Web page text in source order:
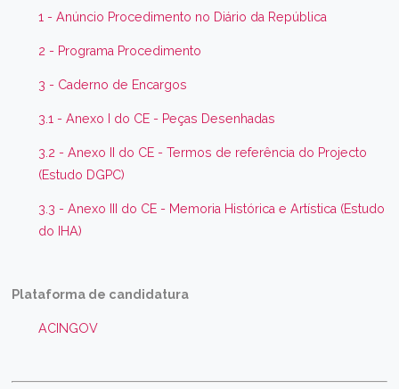
1 - Anúncio Procedimento no Diário da República
2 - Programa Procedimento
3 - Caderno de Encargos
3.1 - Anexo I do CE - Peças Desenhadas
3.2 - Anexo II do CE - Termos de referência do Projecto
(Estudo DGPC)
3.3 - Anexo III do CE - Memoria Histórica e Artística (Estudo
do IHA)
Plataforma de candidatura
ACINGOV